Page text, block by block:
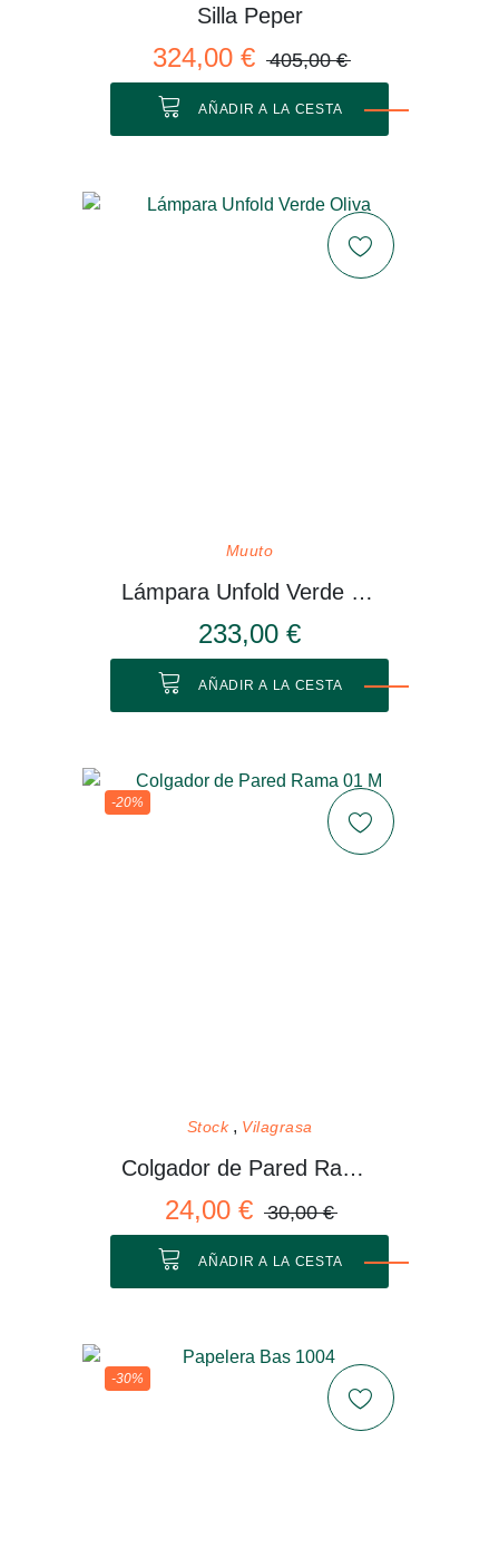
Silla Peper
324,00 € 405,00 €
AÑADIR A LA CESTA
Muuto
Lámpara Unfold Verde Oliva
233,00 €
AÑADIR A LA CESTA
-20%
Stock Vilagrasa
Colgador de Pared Rama 01 M
24,00 € 30,00 €
AÑADIR A LA CESTA
-30%